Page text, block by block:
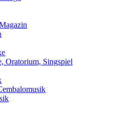
Oratorium, Singspiel